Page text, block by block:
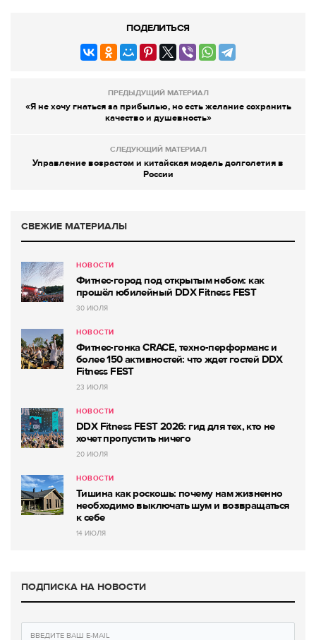
ПОДЕЛИТЬСЯ
ПРЕДЫДУЩИЙ МАТЕРИАЛ
«Я не хочу гнаться за прибылью, но есть желание сохранить
качество и душевность»
СЛЕДУЮЩИЙ МАТЕРИАЛ
Управление возрастом и китайская модель долголетия в
России
СВЕЖИЕ МАТЕРИАЛЫ
НОВОСТИ
Фитнес-город под открытым небом: как
прошёл юбилейный DDX Fitness FEST
30 ИЮЛЯ
НОВОСТИ
Фитнес-гонка CRACE, техно-перформанс и
более 150 активностей: что ждет гостей DDX
Fitness FEST
23 ИЮЛЯ
НОВОСТИ
DDX Fitness FEST 2026: гид для тех, кто не
хочет пропустить ничего
20 ИЮЛЯ
НОВОСТИ
Тишина как роскошь: почему нам жизненно
необходимо выключать шум и возвращаться
к себе
14 ИЮЛЯ
ПОДПИСКА НА НОВОСТИ